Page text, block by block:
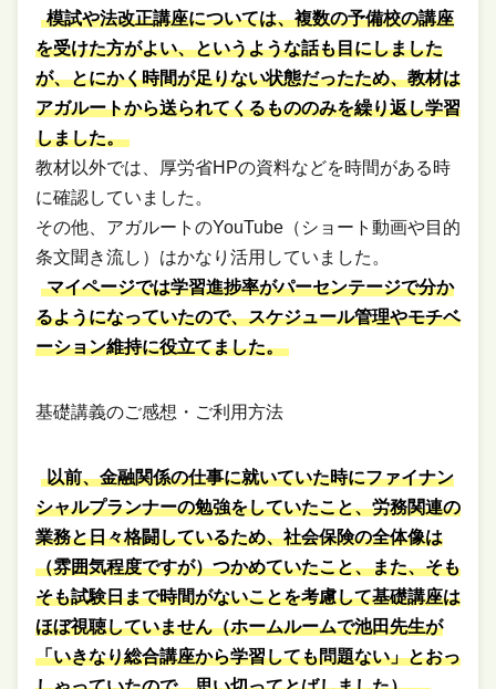
模試や法改正講座については、複数の予備校の講座
を受けた方がよい、というような話も目にしました
が、とにかく時間が足りない状態だったため、教材は
アガルートから送られてくるもののみを繰り返し学習
しました。
教材以外では、厚労省HPの資料などを時間がある時
に確認していました。
その他、アガルートのYouTube（ショート動画や目的
条文聞き流し）はかなり活用していました。
マイページでは学習進捗率がパーセンテージで分か
るようになっていたので、スケジュール管理やモチベ
ーション維持に役立てました。
基礎講義のご感想・ご利用方法
以前、金融関係の仕事に就いていた時にファイナン
シャルプランナーの勉強をしていたこと、労務関連の
業務と日々格闘しているため、社会保険の全体像は
（雰囲気程度ですが）つかめていたこと、また、そも
そも試験日まで時間がないことを考慮して基礎講座は
ほぼ視聴していません（ホームルームで池田先生が
「いきなり総合講座から学習しても問題ない」とおっ